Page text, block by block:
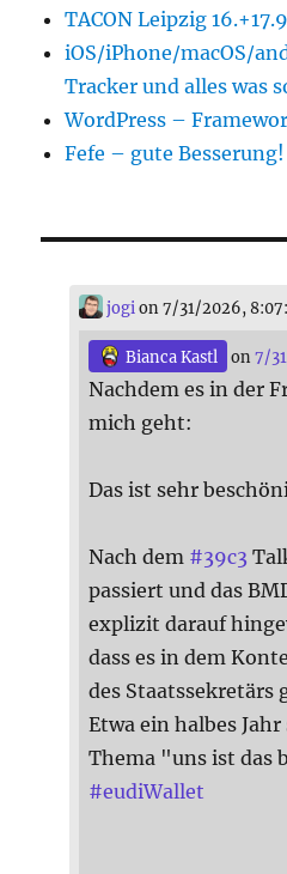
TACON Leipzig
iOS/iPhone/macOS/
Tracker und alles was
WordPress –
Fefe – gute Besserung!
jogion 7/31/2026,
Bianca Kastl on7/
Nachdem es in der
mich geht:
Das ist sehr
Nach dem #39c3
passiert und das
explizit darauf
dass es in dem
des Staatssekretärs
Etwa ein halbes
Thema "uns ist das
#eudiWallet